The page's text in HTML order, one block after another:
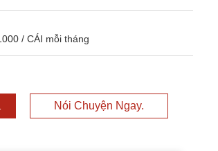
/ CÁI mỗi tháng
Nói Chuyện Ngay.